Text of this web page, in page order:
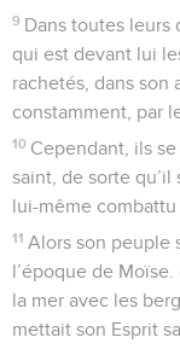
9 Dans toutes leurs
qui est devant lui
rachetés, dans son
constamment, par
10 Cependant, ils
saint, de sorte qu’il
lui-même combattu
11 Alors son peuple
l’époque de
la mer avec les
mettait son Esprit